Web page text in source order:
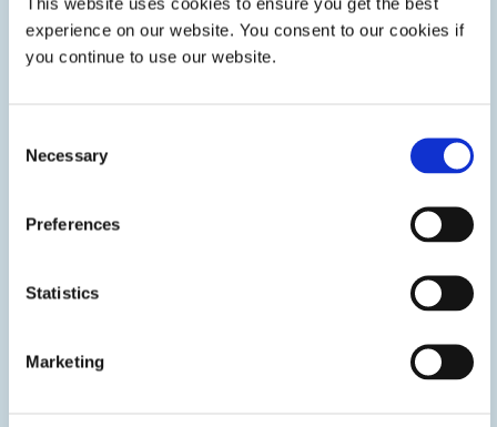
experience on our website. You consent to our cookies if
you continue to use our website.
Selection
Necessary
Preferences
Statistics
Marketing
고체산화물 및 PEM 연료전지 어셈블리
및 저장 분야에서 고체 산화물 연료 전지와 PEM 전해조의